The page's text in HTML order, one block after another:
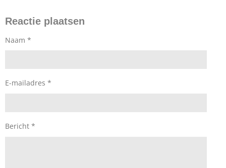
Reactie plaatsen
Naam *
E-mailadres *
Bericht *